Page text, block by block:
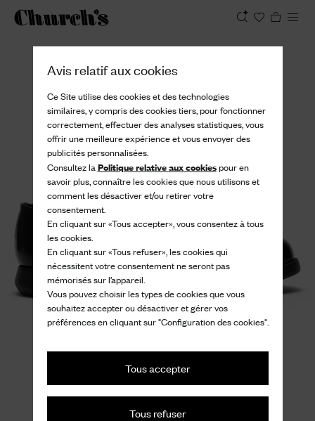
Avis relatif aux cookies
Ce Site utilise des cookies et des technologies
similaires, y compris des cookies tiers, pour fonctionner
correctement, effectuer des analyses statistiques, vous
offrir une meilleure expérience et vous envoyer des
publicités personnalisées.
Consultez la Politique relative aux cookiespour en
savoir plus, connaître les cookies que nous utilisons et
comment les désactiver et/ou retirer votre
consentement.
En cliquant sur «Tous accepter», vous consentez à tous
les cookies.
En cliquant sur «Tous refuser», les cookies qui
nécessitent votre consentement ne seront pas
mémorisés sur l’appareil.
Vous pouvez choisir les types de cookies que vous
souhaitez accepter ou désactiver et gérer vos
préférences en cliquant sur "Configuration des cookies".
Tous accepter
Tous refuser
Afficher